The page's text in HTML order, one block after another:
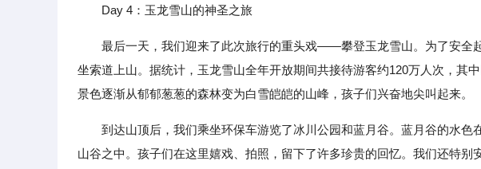
Day 4：玉龙雪山的神圣之旅
最后一天，我们迎来了此次旅行的重头戏——攀登玉龙雪山。为了安全
坐索道上山。据统计，玉龙雪山全年开放期间共接待游客约120万人次，其
景色逐渐从郁郁葱葱的森林变为白雪皑皑的山峰，孩子们兴奋地尖叫起来。
到达山顶后，我们乘坐环保车游览了冰川公园和蓝月谷。蓝月谷的水色
山谷之中。孩子们在这里嬉戏、拍照，留下了许多珍贵的回忆。我们还特别